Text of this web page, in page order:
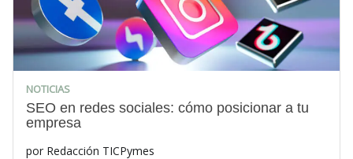
NOTICIAS
SEO en redes sociales: cómo posicionar a tu
empresa
por Redacción TICPymes